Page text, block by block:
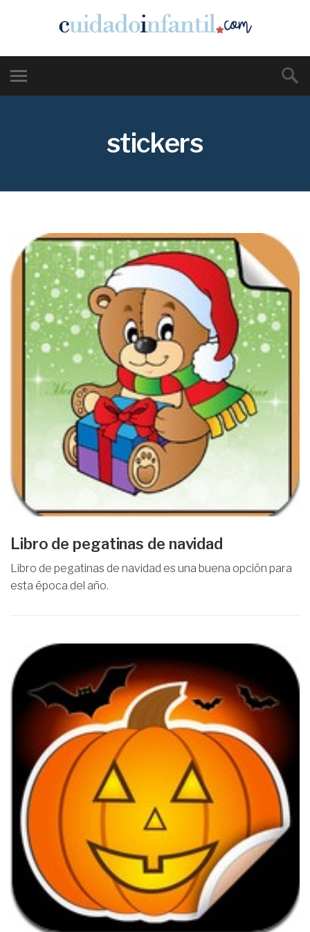
stickers
Libro de pegatinas de navidad
Libro de pegatinas de navidad es una buena opción para
esta época del año.